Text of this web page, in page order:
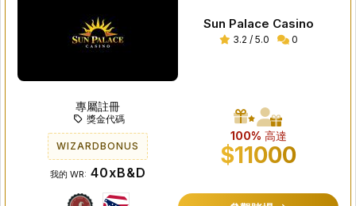
Sun Palace Casino
3.2 / 5.0 0
100% 高達
$11000
專屬註冊
獎金代碼
WIZARDBONUS
我的 WR: 40xB&D